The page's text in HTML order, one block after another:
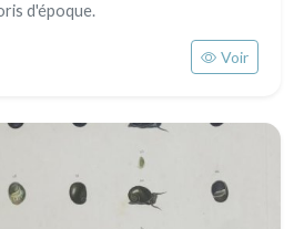
d'époque.
Voir